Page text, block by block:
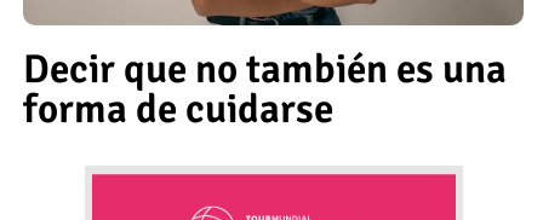
Decir que no también es una
forma de cuidarse